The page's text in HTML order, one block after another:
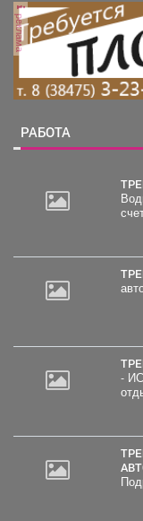
реклама
РАБОТА
-
ТРЕБУЕТСЯ - ВОДИТЕЛЬ ГРУЗОВЫХ